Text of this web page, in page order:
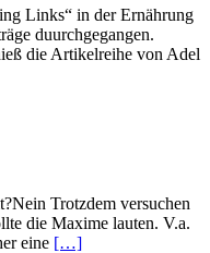
Links“ in der Ernährung
duurchgegangen.
die Artikelreihe von Adel
Trotzdem versuchen
die Maxime lauten. V.a.
eine […]